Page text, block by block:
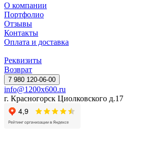
О компании
Портфолио
Отзывы
Контакты
Оплата и доставка
Реквизиты
Возврат
7 980 120-06-00
info@1200x600.ru
г. Красногорск Циолковского д.17